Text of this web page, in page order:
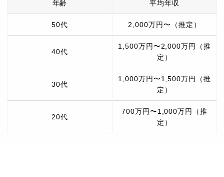
年齢 平均年収
50代 2,000万円〜（推定）
40代
1,500万円〜2,000万円（推
定）
30代
1,000万円〜1,500万円（推
定）
20代
700万円〜1,000万円（推
定）